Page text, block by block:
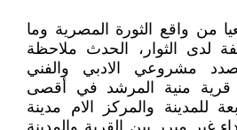
من واقع الثورة المصرية وما
لدى الثوار، الحدث ملاحظة
مشروعي الادبي والفني
قرية منية المرشد في أقصى
للمدينة والمركز الام مدينة